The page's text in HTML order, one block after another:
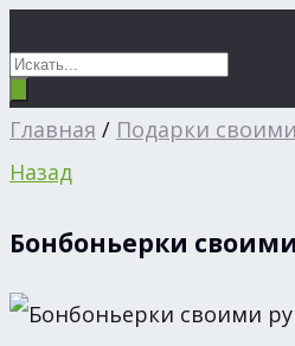
Главная / Подарки
Назад
Бонбоньерки